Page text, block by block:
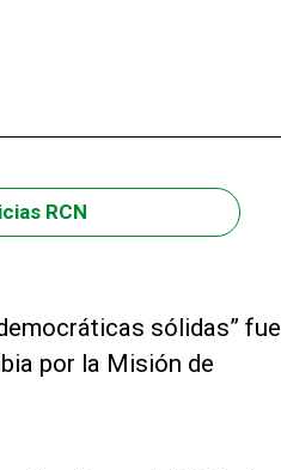
RCN
sólidas” fue
por la Misión de